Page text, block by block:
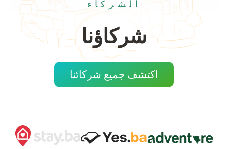
الشركاء
شركاؤنا
اكتشف جميع شركائنا